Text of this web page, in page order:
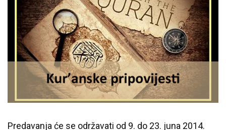
Predavanja će se održavati od 9. do 23. juna 2014.